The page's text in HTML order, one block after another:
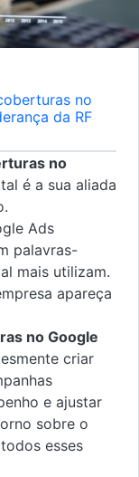
no
da RF
no
é a sua aliada
Ads
palavras-
mais utilizam.
apareça
no Google
criar
e ajustar
sobre o
esses